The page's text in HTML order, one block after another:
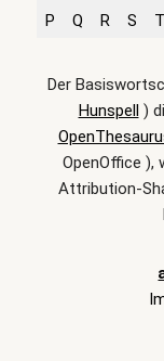
P
Q R S T
Der
Hunspell)
OpenOffice ),
Attribution-